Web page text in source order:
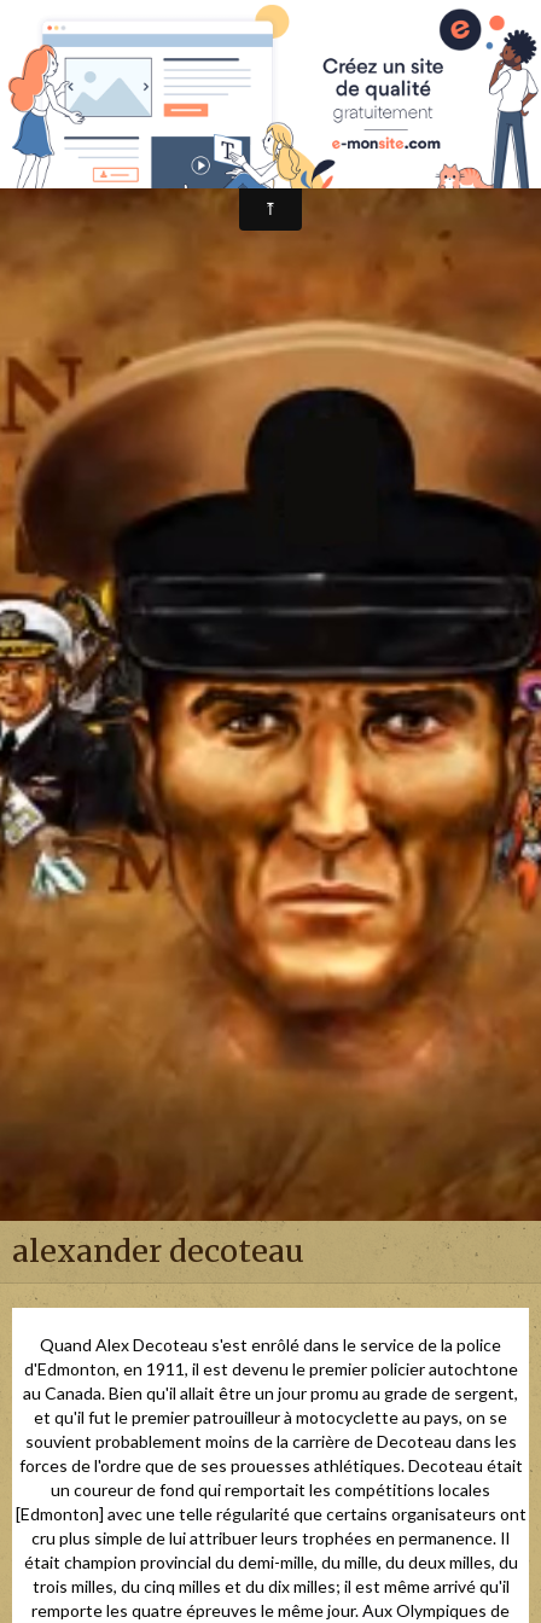
Les Anciens Combattants Amérindiens et Vétéran Autochtones Canadiens.
alexander decoteau
Quand Alex Decoteau s'est enrôlé dans le service de la police
d'Edmonton, en 1911, il est devenu le premier policier autochtone
au Canada. Bien qu'il allait être un jour promu au grade de sergent,
et qu'il fut le premier patrouilleur à motocyclette au pays, on se
souvient probablement moins de la carrière de Decoteau dans les
forces de l'ordre que de ses prouesses athlétiques. Decoteau était
un coureur de fond qui remportait les compétitions locales
[Edmonton] avec une telle régularité que certains organisateurs ont
cru plus simple de lui attribuer leurs trophées en permanence. Il
était champion provincial du demi-mille, du mille, du deux milles, du
trois milles, du cinq milles et du dix milles; il est même arrivé qu'il
remporte les quatre épreuves le même jour. Aux Olympiques de